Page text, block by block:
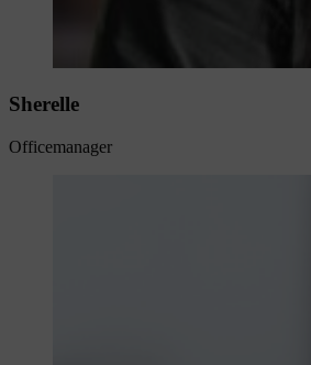
Sherelle
Officemanager